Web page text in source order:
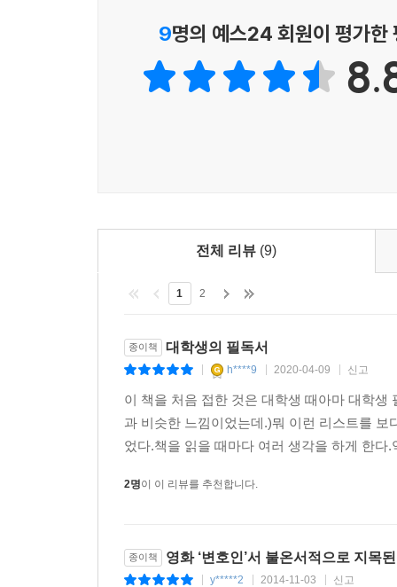
--- p.229-2309명의 예스24 회원이 평가한
전체 리뷰 (9)
1 2
종이책 대학생의 필독서
h****9 2020-04-09 신고
이 책을 처음 접한 것은 대학생 때아마 대학
과 비슷한 느낌이었는데.)뭐 이런 리스트를
었다.책을 읽을 때마다 여러 생각을 하게 한
2명이 이 리뷰를 추천합니다.
종이책 영화 ‘변호인’서 불온서적으로 지목
y*****2 2014-11-03 신고